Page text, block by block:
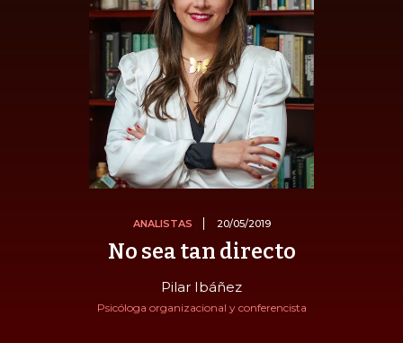
ANALISTAS 20/05/2019
No sea tan directo
Pilar Ibáñez
Psicóloga organizacional y conferencista